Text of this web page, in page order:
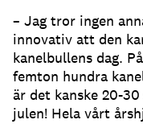
– Jag tror ingen
innovativ att den
kanelbullens dag.
femton hundra
är det kanske 20-
julen! Hela vårt